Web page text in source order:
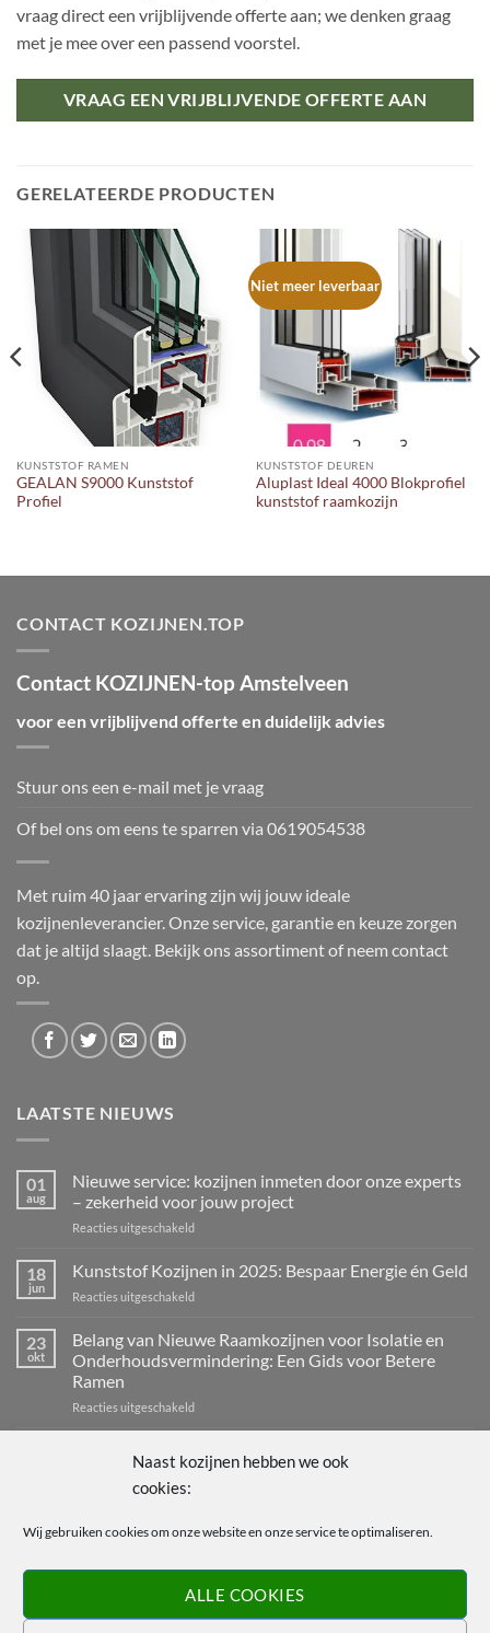
Naast kozijnen hebben we ook
cookies:
Wij gebruiken cookies om onze website en onze service te optimaliseren.
ALLE COOKIES
vraag direct een vrijblijvende offerte aan; we denken graag
met je mee over een passend voorstel.
VRAAG EEN VRIJBLIJVENDE OFFERTE AAN
GERELATEERDE PRODUCTEN
KUNSTSTOF RAMEN
GEALAN S9000 Kunststof
Profiel
Niet meer leverbaar
KUNSTSTOF DEUREN
Aluplast Ideal 4000 Blokprofiel
kunststof raamkozijn
CONTACT KOZIJNEN.TOP
Contact KOZIJNEN-top Amstelveen
voor een vrijblijvend offerte en duidelijk advies
Stuur ons een e-mail met je vraag
Of bel ons om eens te sparren via 0619054538
Met ruim 40 jaar ervaring zijn wij jouw ideale
kozijnenleverancier. Onze service, garantie en keuze zorgen
dat je altijd slaagt. Bekijk onsassortimentof neem contact
op.
LAATSTE NIEUWS
01
aug
Nieuwe service: kozijnen inmeten door onze experts
– zekerheid voor jouw project
Reacties uitgeschakeldvoor
service:
kozijnen
inmeten
onze
experts
voor
jouw
18
jun
Kunststof Kozijnen in 2025: Bespaar Energie én Geld
Reacties uitgeschakeldvoor
Kozijnen
in
2025:
Energie
23
okt
Belang van Nieuwe Raamkozijnen voor Isolatie en
Onderhoudsvermindering: Een Gids voor Betere
Ramen
Reacties uitgeschakeldvoor
Nieuwe
en
Een
Gids
energiezuinig en stijlvol huis
Reacties uitgeschakeld
bij
wereld
van
Over kozijnen.top